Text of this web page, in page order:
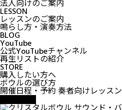
法人向けのご案内
LESSON
レッスンのご案内
鳴らし方・演奏方法
BLOG
YouTube
公式YouTubeチャンネル
再生リストの紹介
STORE
購入したい方へ
ボウルの選び方
開催日程・予約 奏者向けレッスン